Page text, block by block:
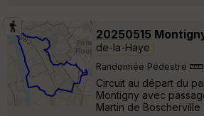
20250515
de-la-Haye
Randonnée Pédestre
Circuit au départ du
Montigny avec
Martin de Boscherville